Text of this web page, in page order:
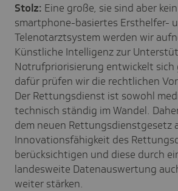
Stolz: Eine große, sie sind aber
smartphone-basiertes Ersthelfer-
Telenotarztsystem werden wir
Künstliche Intelligenz zur
Notrufpriorisierung entwickelt sich
dafür prüfen wir die rechtlichen
Der Rettungsdienst ist sowohl
technisch ständig im Wandel.
dem neuen Rettungsdienstgesetz
Innovationsfähigkeit des
berücksichtigen und diese durch
landesweite Datenauswertung
weiter stärken.